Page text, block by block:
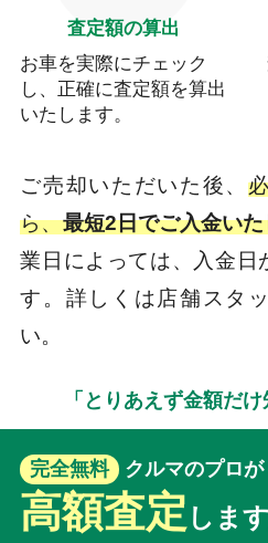
査定額の算出
お車を実際にチェック
し、正確に査定額を算出
いたします。
ご売却いただいた後、
ら、最短2日でご入金い
業日によっては、入金日
す。詳しくは店舗スタ
い。
「とりあえず金額だ
完全無料 クルマのプロが
高額査定 します